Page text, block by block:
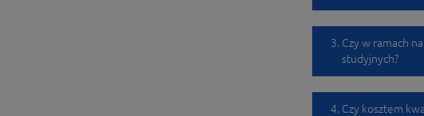
Czy w ramach
studyjnych?
Czy kosztem